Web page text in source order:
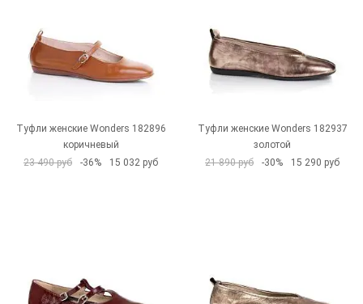
Туфли женские Wonders 182896
коричневый
23 490 руб
-36% 15 032 руб
Туфли женские Wonders 182937
золотой
21 890 руб
-30% 15 290 руб